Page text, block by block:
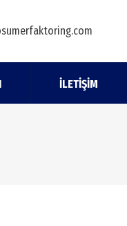
İLETIŞIM